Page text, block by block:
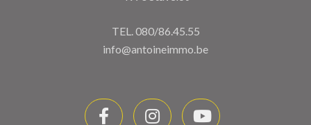
TEL.080/86.45.55
info@antoineimmo.be